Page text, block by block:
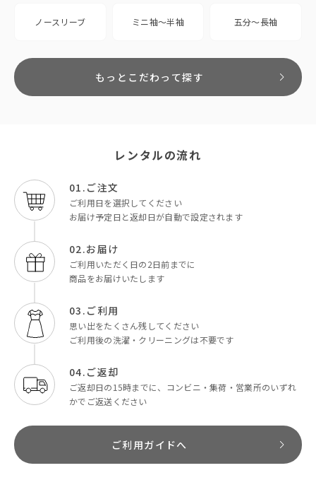
ノースリーブ ミニ袖〜半袖 五分〜長袖
もっとこだわって探す
レンタルの流れ
01.ご注文
ご利用日を選択してください
お届け予定日と返却日が自動で設定されます
02.お届け
ご利用いただく日の2日前までに
商品をお届けいたします
03.ご利用
思い出をたくさん残してください
ご利用後の洗濯・クリーニングは不要です
04.ご返却
ご返却日の15時までに、コンビニ・集荷・営業所のいずれ
かでご返送ください
ご利用ガイドへ